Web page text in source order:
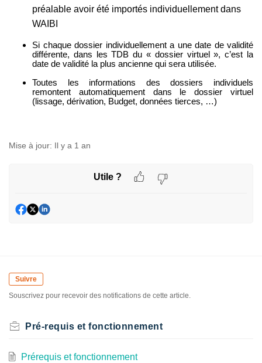
préalable avoir été importés individuellement dans
WAIBI
Si chaque dossier individuellement a une date de validité
différente, dans les TDB du « dossier virtuel », c’est la
date de validité la plus ancienne qui sera utilisée.
Toutes les informations des dossiers individuels
remontent automatiquement dans le dossier virtuel
(lissage, dérivation, Budget, données tierces, …)
Mise à jour: Il y a 1 an
Utile ?
Suivre
Souscrivez pour recevoir des notifications de cette article.
Pré-requis et fonctionnement
Prérequis et fonctionnement